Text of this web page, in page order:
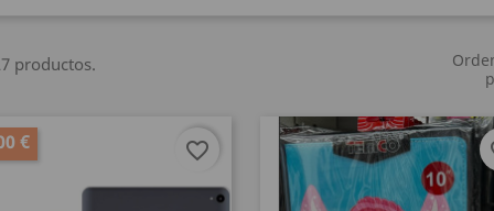
productos.
€ favorite_border